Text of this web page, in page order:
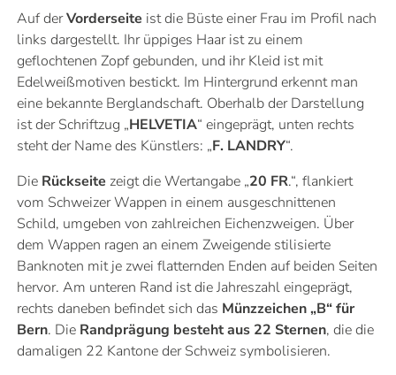
Auf derVorderseite ist die Büste einer Frau im Profil nach
links dargestellt. Ihr üppiges Haar ist zu einem
geflochtenen Zopf gebunden, und ihr Kleid ist mit
Edelweißmotiven bestickt. Im Hintergrund erkennt man
eine bekannte Berglandschaft. Oberhalb der Darstellung
ist der Schriftzug „HELVETIA“ eingeprägt, unten rechts
steht der Name des Künstlers: „F. LANDRY“.
Die Rückseite zeigt die Wertangabe „20 FR.“, flankiert
vom Schweizer Wappen in einem ausgeschnittenen
Schild, umgeben von zahlreichen Eichenzweigen. Über
dem Wappen ragen an einem Zweigende stilisierte
Banknoten mit je zwei flatternden Enden auf beiden Seiten
hervor. Am unteren Rand ist die Jahreszahl eingeprägt,
rechts daneben befindet sich das Münzzeichen „B“ für
Bern. Die Randprägung besteht aus 22 Sternen, die die
damaligen 22 Kantone der Schweiz symbolisieren.